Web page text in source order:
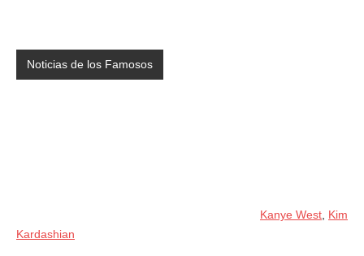
Noticias de los Famosos
Kanye West Kim
Kardashian